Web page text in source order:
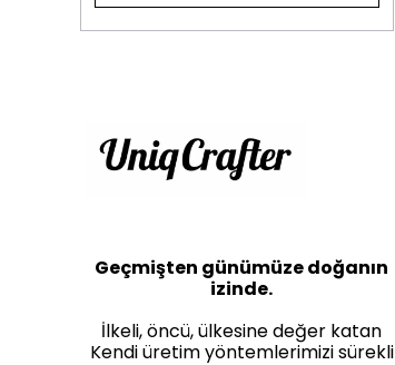
Geçmişten günümüze doğanın
izinde.
İlkeli, öncü, ülkesine değer katan
Kendi üretim yöntemlerimizi sürekli